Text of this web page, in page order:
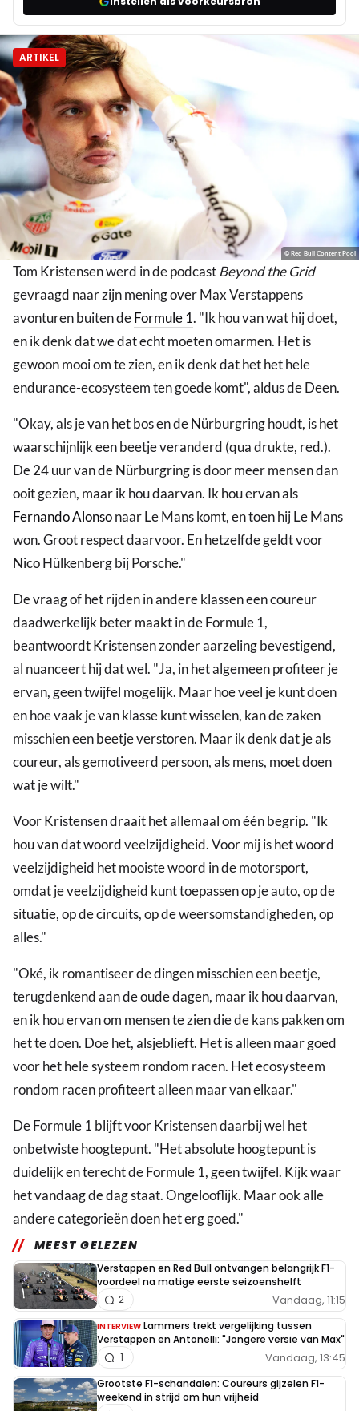
ARTIKEL
© Red Bull Content Pool
Tom Kristensen werd in de podcastBeyond the Grid
gevraagd naar zijn mening over Max Verstappens
avonturen buiten deFormule 1. "Ik hou van wat hij doet,
en ik denk dat we dat echt moeten omarmen. Het is
gewoon mooi om te zien, en ik denk dat het het hele
endurance-ecosysteem ten goede komt", aldus de Deen.
"Okay, als je van het bos en de Nürburgring houdt, is het
waarschijnlijk een beetje veranderd (qua drukte, red.).
De 24 uur van de Nürburgring is door meer mensen dan
ooit gezien, maar ik hou daarvan. Ik hou ervan als
Fernando Alonsonaar Le Mans komt, en toen hij Le Mans
won. Groot respect daarvoor. En hetzelfde geldt voor
Nico Hülkenberg bij Porsche."
De vraag of het rijden in andere klassen een coureur
daadwerkelijk beter maakt in de Formule 1,
beantwoordt Kristensen zonder aarzeling bevestigend,
al nuanceert hij dat wel. "Ja, in het algemeen profiteer je
ervan, geen twijfel mogelijk. Maar hoe veel je kunt doen
en hoe vaak je van klasse kunt wisselen, kan de zaken
misschien een beetje verstoren. Maar ik denk dat je als
coureur, als gemotiveerd persoon, als mens, moet doen
wat je wilt."
Voor Kristensen draait het allemaal om één begrip. "Ik
hou van dat woord veelzijdigheid. Voor mij is het woord
veelzijdigheid het mooiste woord in de motorsport,
omdat je veelzijdigheid kunt toepassen op je auto, op de
situatie, op de circuits, op de weersomstandigheden, op
alles."
"Oké, ik romantiseer de dingen misschien een beetje,
terugdenkend aan de oude dagen, maar ik hou daarvan,
en ik hou ervan om mensen te zien die de kans pakken om
het te doen. Doe het, alsjeblieft. Het is alleen maar goed
voor het hele systeem rondom racen. Het ecosysteem
rondom racen profiteert alleen maar van elkaar."
De Formule 1 blijft voor Kristensen daarbij wel het
onbetwiste hoogtepunt. "Het absolute hoogtepunt is
duidelijk en terecht de Formule 1, geen twijfel. Kijk waar
het vandaag de dag staat. Ongelooflijk. Maar ook alle
andere categorieën doen het erg goed."
MEEST GELEZEN
Verstappen en Red Bull ontvangen belangrijk F1-
voordeel na matige eerste seizoenshelft
Vandaag, 11:15
2
INTERVIEW Lammers trekt vergelijking tussen
Verstappen en Antonelli: "Jongere versie van Max"
Vandaag, 13:45
1
Grootste F1-schandalen: Coureurs gijzelen F1-
weekend in strijd om hun vrijheid